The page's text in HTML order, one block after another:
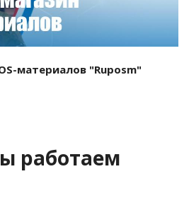
материалов "Ruposm"
работаем